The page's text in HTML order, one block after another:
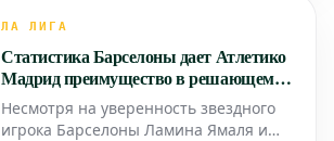
L’Équipe. По информации журналистов,
намерениями как с партнерами по
национальной
ЛА ЛИГА
Статистика Барселоны дает Атлетико
Мадрид преимущество в решающем
матче Лиги Чемпионов
Несмотря на уверенность звездного
игрока Барселоны Ламина Ямаля и